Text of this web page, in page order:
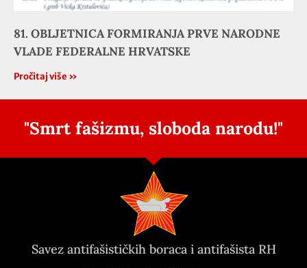
81. OBLJETNICA FORMIRANJA PRVE NARODNE
VLADE FEDERALNE HRVATSKE
Pročitaj više »
"Smrt fašizmu, sloboda narodu!"
Savez antifašističkih boraca i antifašista RH